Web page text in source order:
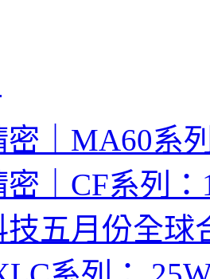
密｜MA60系
｜CF系列：
技五月份全球